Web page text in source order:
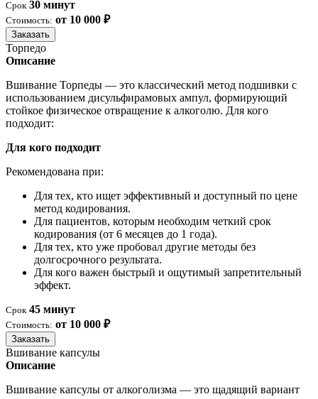
Срок 30 минут
Стоимость: от 10 000 ₽
Заказать
Торпедо
Описание
Вшивание Торпеды — это классический метод подшивки с
использованием дисульфирамовых ампул, формирующий
стойкое физическое отвращение к алкоголю. Для кого
подходит:
Для кого подходит
Рекомендована при:
Для тех, кто ищет эффективный и доступный по цене
метод кодирования.
Для пациентов, которым необходим четкий срок
кодирования (от 6 месяцев до 1 года).
Для тех, кто уже пробовал другие методы без
долгосрочного результата.
Для кого важен быстрый и ощутимый запретительный
эффект.
Срок 45 минут
Стоимость: от 10 000 ₽
Заказать
Вшивание капсулы
Описание
Вшивание капсулы от алкоголизма — это щадящий вариант